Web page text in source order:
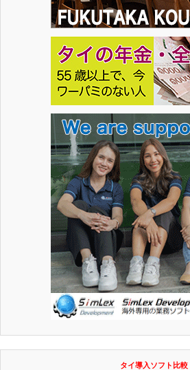
タイ導入ソフト比較